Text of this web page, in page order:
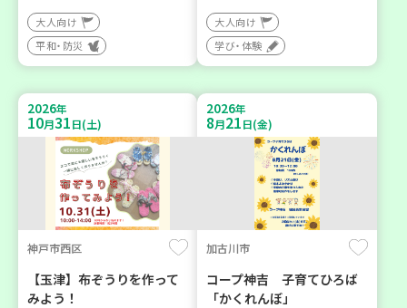
大人向け
平和・防災
大人向け
学び・体験
2026年
10月31日(土)
神戸市西区
【玉津】布ぞうりを作って
みよう！
2026年
8月21日(金)
加古川市
コープ神吉 子育てひろば
「かくれんぼ」